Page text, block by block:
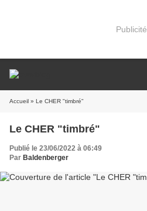
Publicité
Accueil » Le CHER "timbré"
Le CHER "timbré"
Publié le 23/06/2022 à 06:49
Par Baldenberger